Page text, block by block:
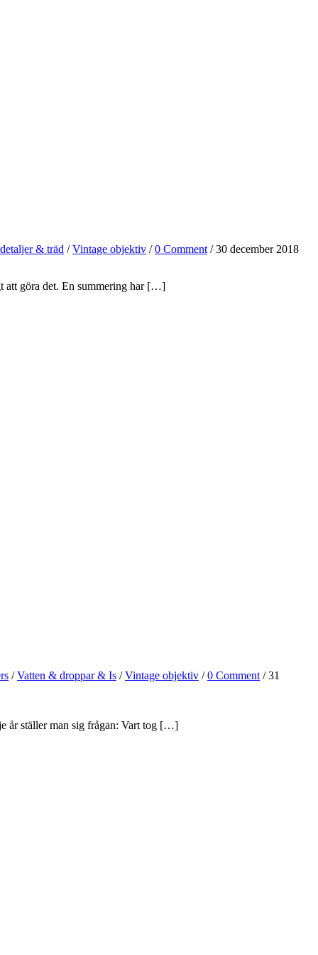
& träd /Vintage objektiv /0 Comment / 30 december 2018
att göra det. En summering har […]
/Vatten & droppar & Is /Vintage objektiv /0 Comment / 31
år ställer man sig frågan: Vart tog […]